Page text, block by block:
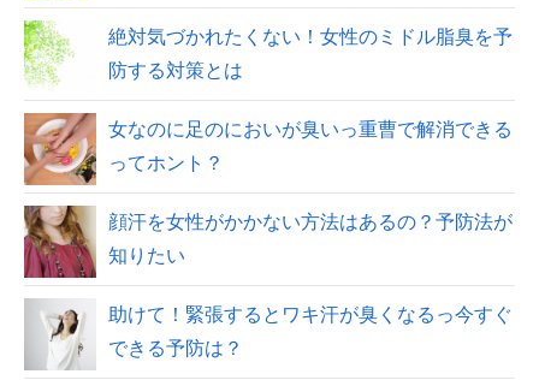
絶対気づかれたくない！女性のミドル脂臭を予
防する対策とは
女なのに足のにおいが臭いっ重曹で解消できる
ってホント？
顔汗を女性がかかない方法はあるの？予防法が
知りたい
助けて！緊張するとワキ汗が臭くなるっ今すぐ
できる予防は？